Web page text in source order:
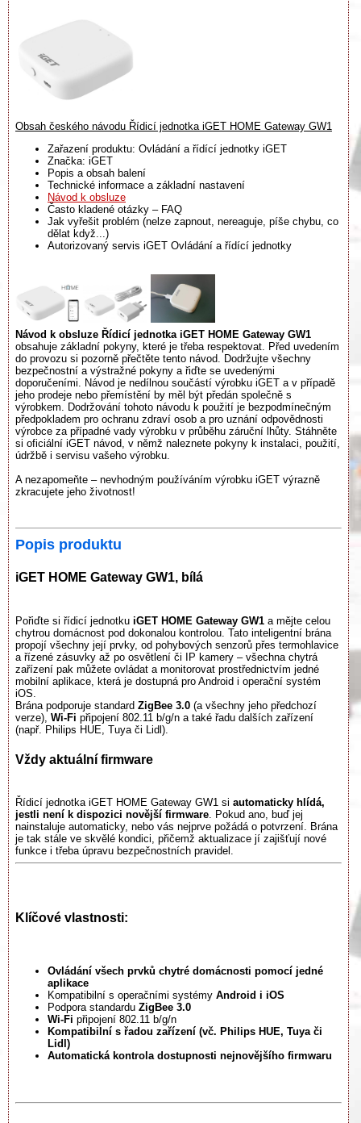
Obsah českého návodu Řídicí jednotka iGET HOME Gateway GW1
Zařazení produktu: Ovládání a řídící jednotky iGET
Značka: iGET
Popis a obsah balení
Technické informace a základní nastavení
Návod k obsluze
Často kladené otázky – FAQ
Jak vyřešit problém (nelze zapnout, nereaguje, píše chybu, co
dělat když...)
Autorizovaný servis iGET Ovládání a řídící jednotky
Návod k obsluze Řídicí jednotka iGET HOME Gateway GW1
obsahuje základní pokyny, které je třeba respektovat. Před uvedením
do provozu si pozorně přečtěte tento návod. Dodržujte všechny
bezpečnostní a výstražné pokyny a řiďte se uvedenými
doporučeními. Návod je nedílnou součástí výrobku iGET a v případě
jeho prodeje nebo přemístění by měl být předán společně s
výrobkem. Dodržování tohoto návodu k použití je bezpodmínečným
předpokladem pro ochranu zdraví osob a pro uznání odpovědnosti
výrobce za případné vady výrobku v průběhu záruční lhůty. Stáhněte
si oficiální iGET návod, v němž naleznete pokyny k instalaci, použití,
údržbě i servisu vašeho výrobku.
A nezapomeňte – nevhodným používáním výrobku iGET výrazně
zkracujete jeho životnost!
Popis produktu
iGET HOME Gateway GW1, bílá
Pořiďte si řídicí jednotku iGET HOME Gateway GW1 a mějte celou
chytrou domácnost pod dokonalou kontrolou. Tato inteligentní brána
propojí všechny její prvky, od pohybových senzorů přes termohlavice
a řízené zásuvky až po osvětlení či IP kamery – všechna chytrá
zařízení pak můžete ovládat a monitorovat prostřednictvím jedné
mobilní aplikace, která je dostupná pro Android i operační systém
iOS.
Brána podporuje standard ZigBee 3.0 (a všechny jeho předchozí
verze), Wi-Fi připojení 802.11 b/g/n a také řadu dalších zařízení
(např. Philips HUE, Tuya či Lidl).
Vždy aktuální firmware
Řídicí jednotka iGET HOME Gateway GW1 si automaticky hlídá,
jestli není k dispozici novější firmware. Pokud ano, buď jej
nainstaluje automaticky, nebo vás nejprve požádá o potvrzení. Brána
je tak stále ve skvělé kondici, přičemž aktualizace jí zajišťují nové
funkce i třeba úpravu bezpečnostních pravidel.
Klíčové vlastnosti:
Ovládání všech prvků chytré domácnosti pomocí jedné
aplikace
Kompatibilní s operačními systémy Android i iOS
Podpora standardu ZigBee 3.0
Wi-Fi připojení 802.11 b/g/n
Kompatibilní s řadou zařízení (vč. Philips HUE, Tuya či
Lidl)
Automatická kontrola dostupnosti nejnovějšího firmwaru